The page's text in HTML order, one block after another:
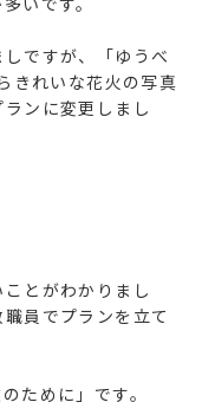
ですが、「ゆうべ
きれいな花火の写真
ンに変更しまし
とがわかりまし
員でプランを立て
ために」です。